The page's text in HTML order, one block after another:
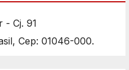
- Cj. 91
Cep: 01046-000.